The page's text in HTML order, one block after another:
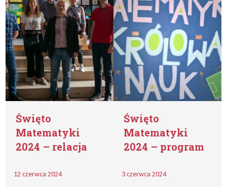
Święto
Matematyki
2024 – relacja
12 czerwca 2024
Święto
Matematyki
2024 – program
3 czerwca 2024